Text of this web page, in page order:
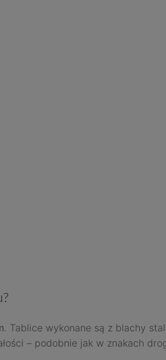
. Tablice wykonane są z blachy
– podobnie jak w znakach